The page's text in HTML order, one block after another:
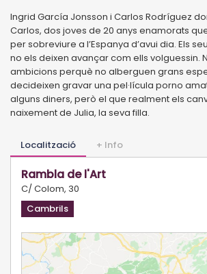
Ingrid García Jonsson i Carlos Rodríguez
Carlos, dos joves de 20 anys enamorats
per sobreviure a l’Espanya d’avui dia. Els
no els deixen avançar com ells volguessin.
ambicions perquè no alberguen grans
decideixen gravar una pel·lícula porno
alguns diners, però el que realment els
naixement de Julia, la seva filla.
Localització + Info
Rambla de l'Art
C/ Colom, 30
Cambrils